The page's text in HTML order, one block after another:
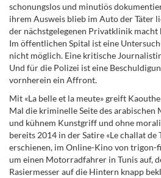
schonungslos und minutiös
ihrem Ausweis blieb im Auto der Täter
der nächstgelegenen Privatklinik macht
Im öffentlichen Spital ist eine
nicht möglich. Eine kritische
Und für die Polizei ist eine
vornherein ein Affront.
Mit «La belle et la meute» greift
Mal die kriminelle Seite des arabischen
und kühnem Kunstgriff und ohne
bereits 2014 in der Satire «Le challat de
erschienen, im Online-Kino von trigon-
um einen Motorradfahrer in Tunis auf,
Rasiermesser auf die Hintern knapp